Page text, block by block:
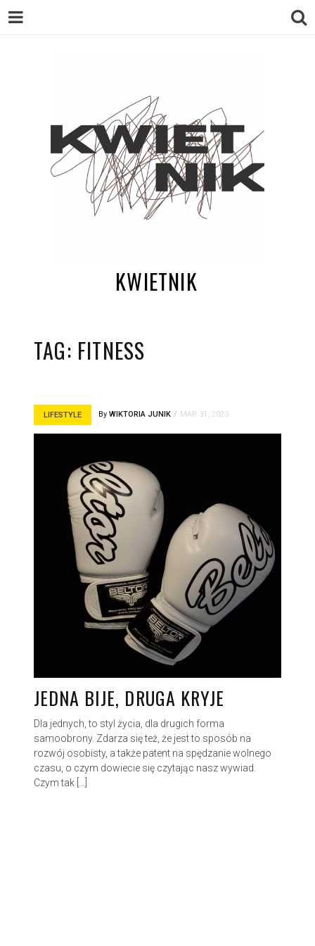
KWIETNIK
TAG: FITNESS
LIFESTYLE By WIKTORIA JUNIK MAR 31, 2023
JEDNA BIJE, DRUGA KRYJE
Dla jednych, to styl życia, dla drugich forma
samoobrony. Zdarza się też, że jest to sposób na
rozwój osobisty, a także patent na spędzanie wolnego
czasu, o czym dowiecie się czytając nasz wywiad.
Czym tak […]